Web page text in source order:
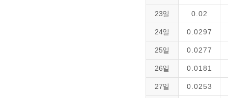
23일 0.02
24일 0.0297
25일 0.0277
26일 0.0181
27일 0.0253